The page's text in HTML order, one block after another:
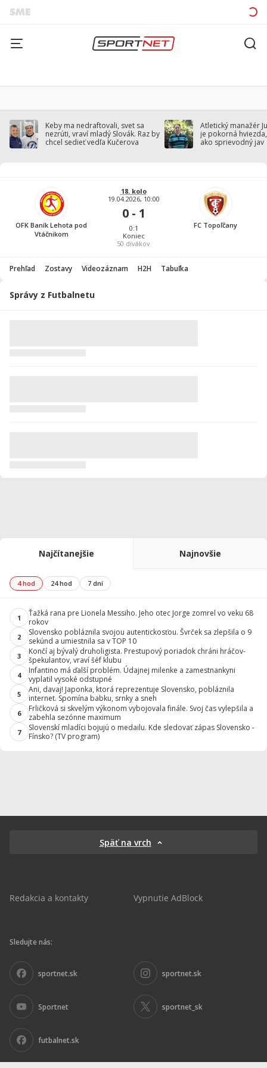
Keby ma nedraftovali, svet sa
nezrúti, vraví mladý Slovák. Raz by
chcel sedieť vedľa Kučerova
Atletický manažér
je pokorná
ako sprievodný jav
OFK Baník Lehota pod
Vtáčnikom
18. kolo
19.04.2026, 10:00
0 - 1
0:1
Koniec
50 divákov
FC Topoľčany
Prehľad Zostavy Videozáznam H2H Tabuľka
Správy z Futbalnetu
Najčítanejšie Najnovšie
4 hod 24 hod 7 dní
1
Ťažká rana pre Lionela Messiho. Jeho otec Jorge zomrel vo veku 68
rokov
2
Slovensko pobláznila svojou autentickosťou. Švrček sa zlepšila o 9
sekúnd a umiestnila sa v TOP 10
3
Končí aj bývalý druholigista. Prestupový poriadok chráni hráčov-
špekulantov, vraví šéf klubu
4
Infantino má ďalší problém. Údajnej milenke a zamestnankyni
vyplatil vysoké odstupné
5
Ani, davaj! Japonka, ktorá reprezentuje Slovensko, pobláznila
internet. Spomína babku, srnky a sneh
6
Frličková si skvelým výkonom vybojovala finále. Svoj čas vylepšila a
zabehla sezónne maximum
7
Slovenskí mladíci bojujú o medailu. Kde sledovať zápas Slovensko -
Fínsko? (TV program)
Späť na vrch
Redakcia a kontakty Vypnutie AdBlock
Sledujte nás:
sportnet.sk sportnet.sk
Sportnet sportnet_sk
futbalnet.sk